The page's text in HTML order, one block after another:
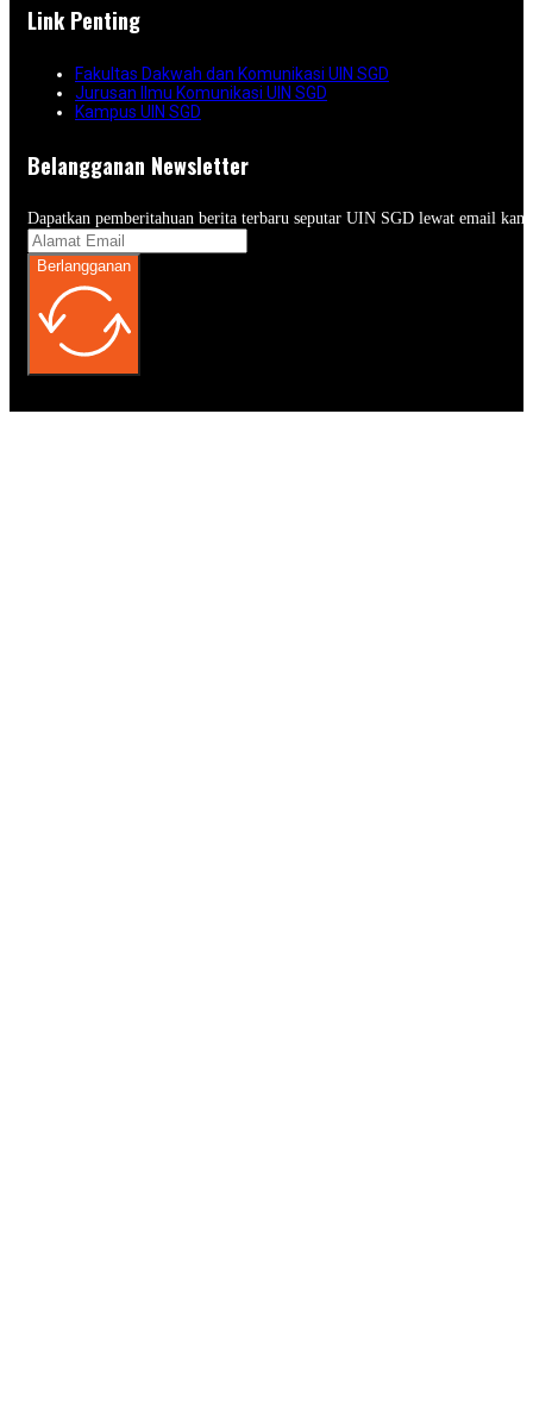
Link Penting
Fakultas Dakwah dan Komunikasi UIN SGD
Jurusan Ilmu Komunikasi UIN SGD
Kampus UIN SGD
Belangganan Newsletter
Dapatkan pemberitahuan berita terbaru seputar UIN SGD lewat email
Berlangganan